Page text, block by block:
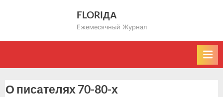
FLORIДА
Ежемесячный Журнал
О писателях 70-80-х